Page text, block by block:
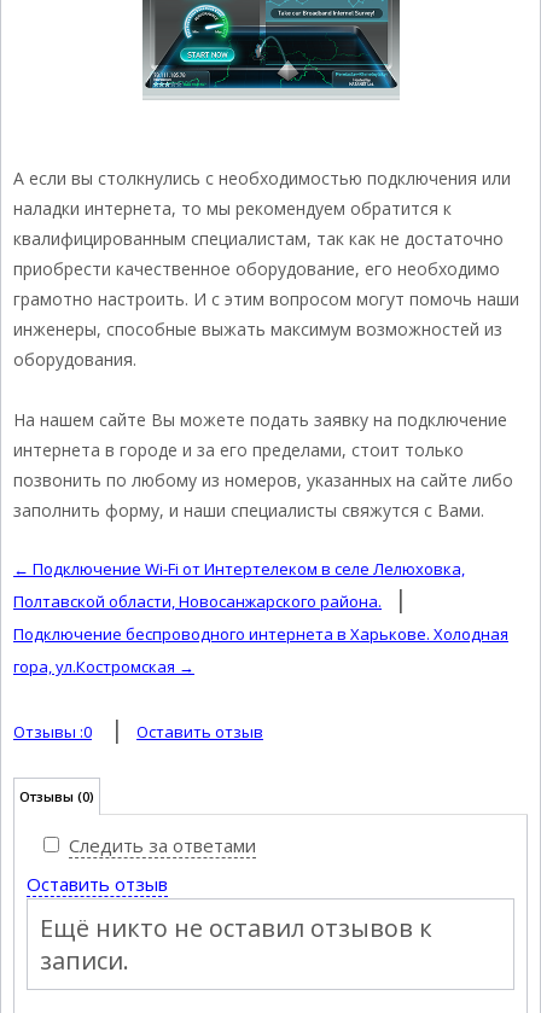
А если вы столкнулись с необходимостью подключения или
наладки интернета, то мы рекомендуем обратится к
квалифицированным специалистам, так как не достаточно
приобрести качественное оборудование, его необходимо
грамотно настроить. И с этим вопросом могут помочь наши
инженеры, способные выжать максимум возможностей из
оборудования.
На нашем сайте Вы можете подать заявку на подключение
интернета в городе и за его пределами, стоит только
позвонить по любому из номеров, указанных на сайте либо
заполнить форму, и наши специалисты свяжутся с Вами.
← Подключение Wi-Fi от Интертелеком в селе Лелюховка,
Полтавской области, Новосанжарского района.
|
Подключение беспроводного интернета в Харькове. Холодная
гора, ул.Костромская →
Отзывы :0 | Оставить отзыв
Отзывы (0)
Следить за ответами
Оставить отзыв
Ещё никто не оставил отзывов к
записи.